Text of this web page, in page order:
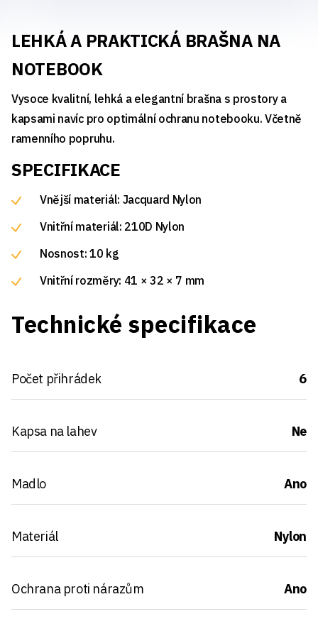
LEHKÁ A PRAKTICKÁ BRAŠNA NA
NOTEBOOK
Vysoce kvalitní, lehká a elegantní brašna s prostory a
kapsami navíc pro optimální ochranu notebooku. Včetně
ramenního popruhu.
SPECIFIKACE
Vnější materiál: Jacquard Nylon
Vnitřní materiál: 210D Nylon
Nosnost: 10 kg
Vnitřní rozměry: 41 × 32 × 7 mm
Technické specifikace
Počet přihrádek 6
Kapsa na lahev Ne
Madlo Ano
Materiál Nylon
Ochrana proti nárazům Ano